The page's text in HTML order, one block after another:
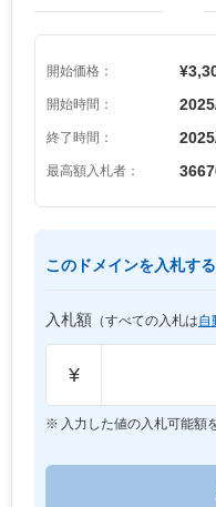
開始価格：
開始時間：
終了時間：
最高額入札者：
このドメインを入札す
入札額 （すべての入札は自
¥
入力した値の入札可能額